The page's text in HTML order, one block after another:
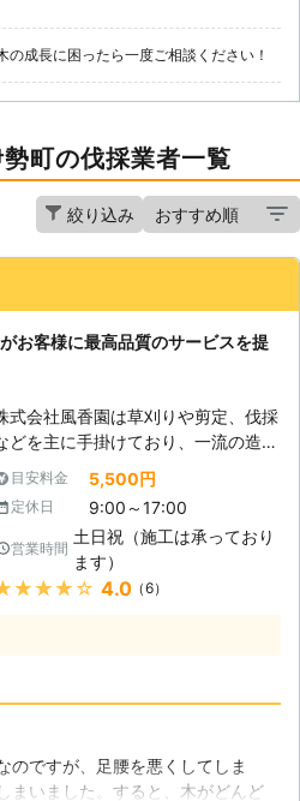
の成長に困ったら一度ご相談ください！
町の伐採業者一覧
絞り込み
お客様に最高品質のサービスを提
式会社風香園は草刈りや剪定、伐採
どを主に手掛けており、一流の造園
師が草木における様々なトラブルを解
決するサービスを行っている会社で
。伐採などは危険も伴う上に、綿密
打ち合わせが必要となりますので是
非当社までご相談頂ければと思いま
庭の管理は周辺環境にも影
よく挙げられる内容は雑草の茂りや
庭木の枯れ葉が飛散する事などが該当
目安料金 5,500円
定休日 9:00～17:00
営業時間
土日祝（施工は承っており
ます）
4.0（6）
のですが、足腰を悪くしてしま
まいました。すると、木がどんど